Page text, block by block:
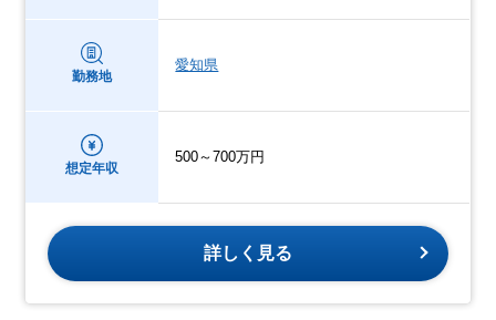
勤務地
愛知県
想定年収
500～700万円
詳しく見る